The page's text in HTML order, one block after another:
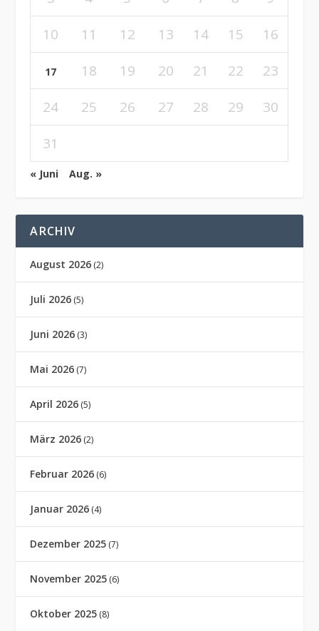
10
11 12 13 14 15 16
17 18 19 20 21 22
23
24
25 26 27 28 29
30
31
« Juni Aug. »
ARCHIV
August 2026 (2)
Juli 2026 (5)
Juni 2026 (3)
Mai 2026 (7)
April 2026 (5)
März 2026 (2)
Februar 2026 (6)
Januar 2026 (4)
Dezember 2025 (7)
November 2025 (6)
Oktober 2025 (8)